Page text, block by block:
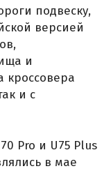
подвеску,
версией
и
и с
Pro и U75 Plus
в мае